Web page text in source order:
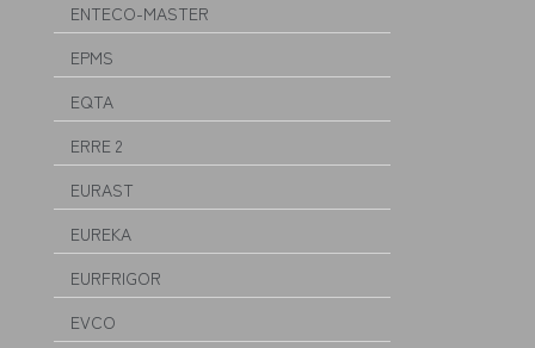
ENTECO-MASTER
EPMS
EQTA
ERRE 2
EURAST
EUREKA
EURFRIGOR
EVCO